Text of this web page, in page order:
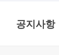
공지사항